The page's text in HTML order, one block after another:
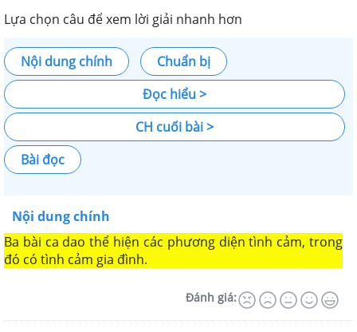
Lựa chọn câu để xem lời giải nhanh hơn
Nội dung chính
Chuẩn bị
Đọc hiểu >
CH cuối bài >
Bài đọc
Nội dung chính
Ba bài ca dao thể hiện các phương diện tình cảm, trong
đó có tình cảm gia đình.
Đánh giá: